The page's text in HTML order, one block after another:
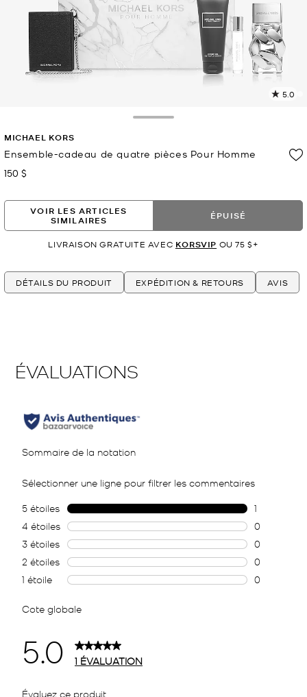
5.0
MICHAEL KORS
Ensemble-cadeau de quatre pièces Pour Homme
maintenant
150 $
VOIR LES ARTICLES
SIMILAIRES
ÉPUISÉ
LIVRAISON GRATUITE AVEC KORSVIP OU 75 $+
DÉTAILS DU PRODUIT EXPÉDITION & RETOURS AVIS